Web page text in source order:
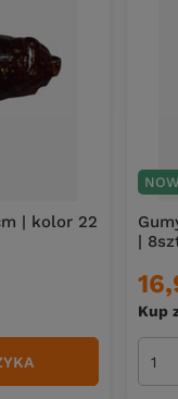
| kolor 22
|
Kup